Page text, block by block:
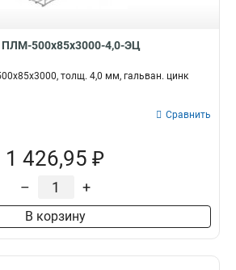
ПЛМ-500х85х3000-4,0-ЭЦ
толщ. 4,0 мм, гальван. цинк
Сравнить
1 426,95 ₽
– +
В корзину